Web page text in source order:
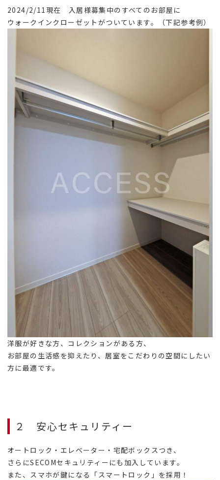
2024/2/11現在 入居様募集中のすべてのお部屋に
ウォークインクローゼットがついています。（下記参考例）
洋服が好きな方、コレクションがある方、
お部屋の生活感を抑えたり、居室をこだわりの空間にしたい
方に最適です。
２ 安心セキュリティー
オートロック・エレベーター・宅配ボックスつき、
さらにSECOMセキュリティーにも加入しています。
また、スマホが鍵になる「スマートロック」を採用！